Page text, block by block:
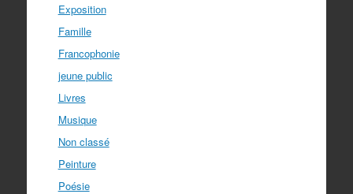
Exposition
Famille
Francophonie
jeune public
Livres
Musique
Non classé
Peinture
Poésie